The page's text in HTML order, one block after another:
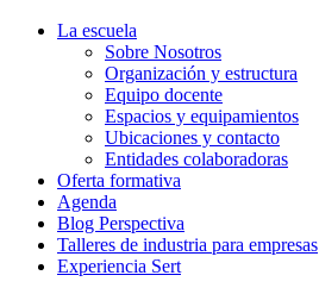
La escuela
Sobre Nosotros
Organización y estructura
Equipo docente
Espacios y equipamientos
Ubicaciones y contacto
Entidades colaboradoras
Oferta formativa
Agenda
Blog Perspectiva
Talleres de industria para empresas
Experiencia Sert